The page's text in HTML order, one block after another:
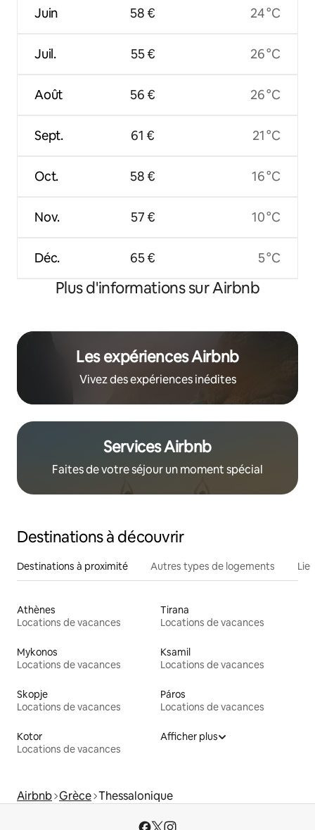
Juin
Juil.
Août
Sept.
Oct.
Nov.
Déc.
58 €
55 €
56 €
61 €
58 €
57 €
65 €
24 °C
26 °C
26 °C
21 °C
16 °C
10 °C
5 °C
Plus d'informations sur Airbnb
Les expériences Airbnb
Vivez des expériences inédites
Services Airbnb
Faites de votre séjour un moment spécial
Destinations à découvrir
Destinations à proximité Autres types de logements
Athènes
Locations de vacances
Tirana
Locations de vacances
Mykonos
Locations de vacances
Ksamil
Locations de vacances
Skopje
Locations de vacances
Páros
Locations de vacances
Kotor
Locations de vacances
Afficher plus
Airbnb Grèce Thessalonique